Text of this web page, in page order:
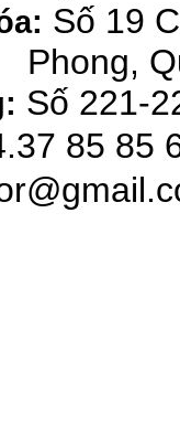
Số 19
Phong,
Số 221-
85 85